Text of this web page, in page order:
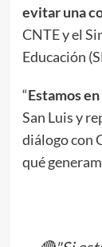
evitar una
CNTE y el
Educación
“Estamos
San Luis y
diálogo con
qué